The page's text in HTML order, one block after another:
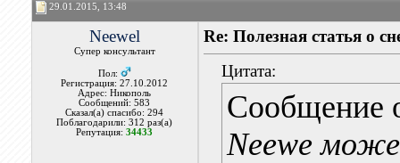
29.01.2015, 13:48
Neewel
Супер консультант
Пол:
Регистрация: 27.10.2012
Адрес: Никополь
Сообщений: 583
Сказал(а) спасибо: 294
Поблагодарили: 312 раз(а)
Репутация:34433
Re: Полезная статья о
Цитата:
Сообщение
Neewe